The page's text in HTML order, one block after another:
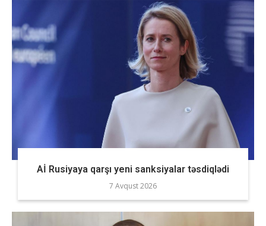
Aİ Rusiyaya qarşı yeni sanksiyalar təsdiqlədi
7 Avqust 2026